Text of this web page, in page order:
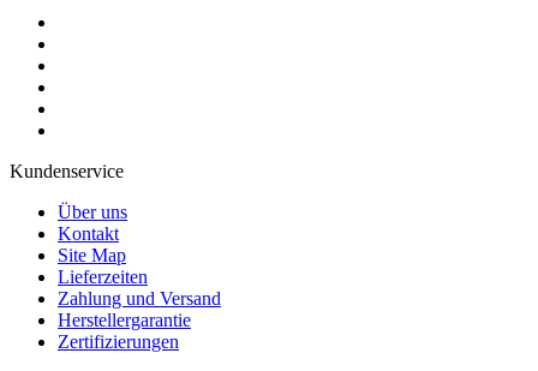
Kundenservice
Über uns
Kontakt
Site Map
Lieferzeiten
Zahlung und Versand
Herstellergarantie
Zertifizierungen